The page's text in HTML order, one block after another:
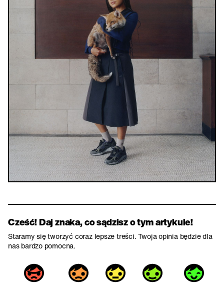
Cześć! Daj znaka, co sądzisz o tym artykule!
Staramy się tworzyć coraz lepsze treści. Twoja opinia będzie dla
nas bardzo pomocna.